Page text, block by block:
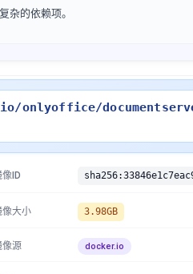
杂的依赖项。
onlyoffice/
像ID
像大小 3.98GB
像源 docker.io